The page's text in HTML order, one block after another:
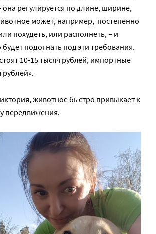
она регулируется по длине, ширине,
может, например, постепенно
похудеть, или располнеть, – и
подогнать под эти требования.
10-15 тысяч рублей, импортные
рублей».
животное быстро привыкает к
передвижения.